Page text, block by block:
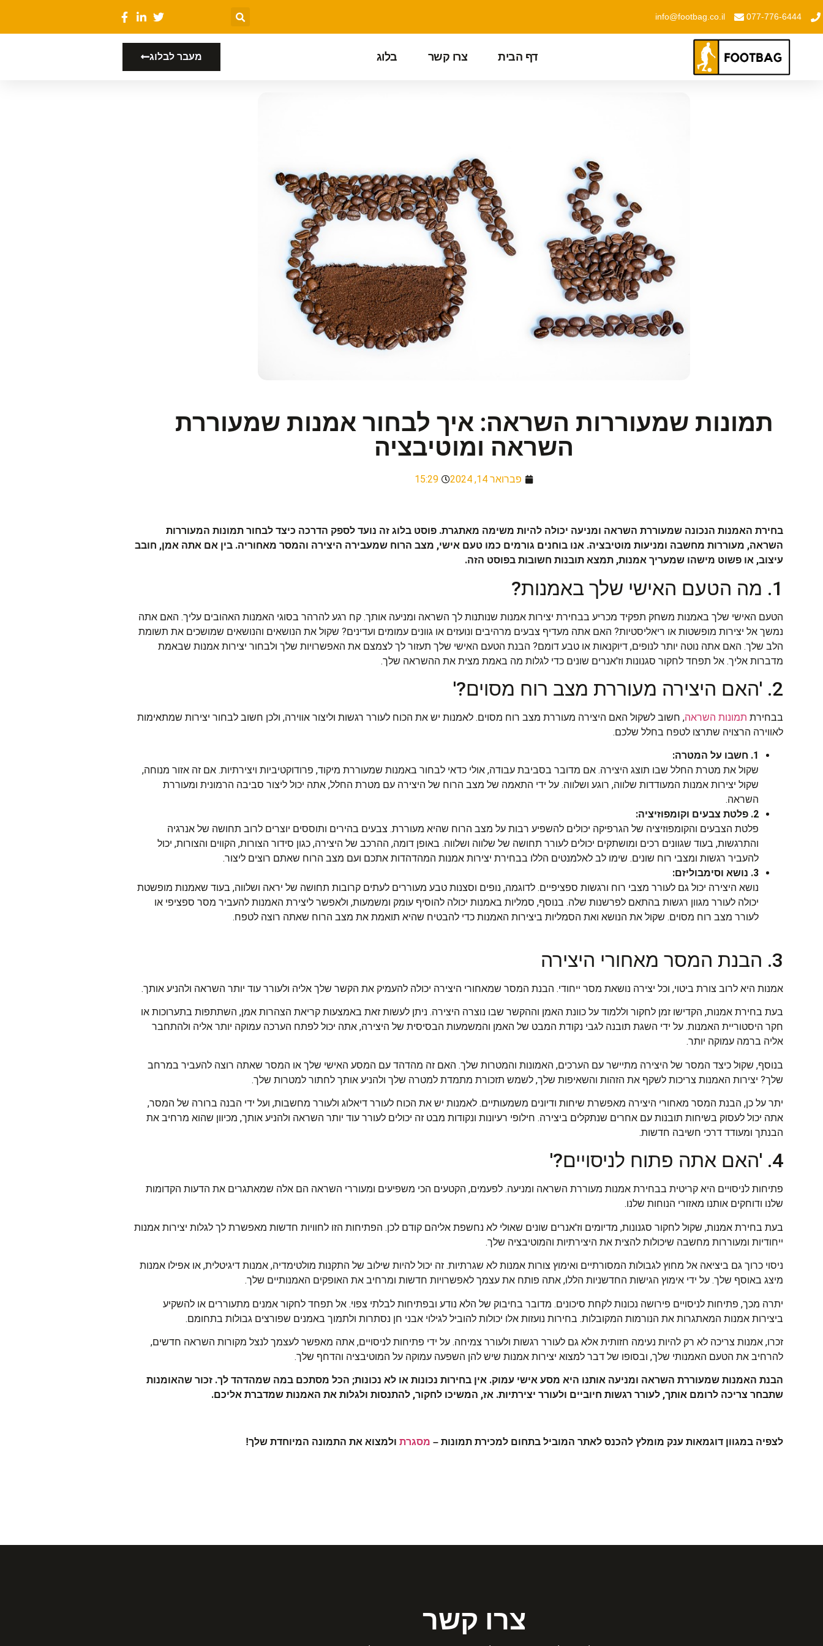
077-776-6444
info@footbag.co.il
דף הבית צרו קשר בלוג מעבר לבלוג
תמונות שמעוררות השראה: איך לבחור אמנות שמעוררת
השראה ומוטיבציה
פברואר 14, 2024 15:29
בחירת האמנות הנכונה שמעוררת השראה ומניעה יכולה להיות משימה מאתגרת. פוסט בלוג זה נועד לספק הדרכה כיצד לבחור תמונות המעוררות
השראה, מעוררות מחשבה ומניעות מוטיבציה. אנו בוחנים גורמים כמו טעם אישי, מצב הרוח שמעבירה היצירה והמסר מאחוריה. בין אם אתה אמן, חובב
עיצוב, או פשוט מישהו שמעריך אמנות, תמצא תובנות חשובות בפוסט הזה.
1. מה הטעם האישי שלך באמנות?
הטעם האישי שלך באמנות משחק תפקיד מכריע בבחירת יצירות אמנות שנותנות לך השראה ומניעה אותך. קח רגע להרהר בסוגי האמנות האהובים עליך. האם אתה
נמשך אל יצירות מופשטות או ריאליסטיות? האם אתה מעדיף צבעים מרהיבים ונועזים או גוונים עמומים ועדינים? שקול את הנושאים והנושאים שמושכים את תשומת
הלב שלך. האם אתה נוטה יותר לנופים, דיוקנאות או טבע דומם? הבנת הטעם האישי שלך תעזור לך לצמצם את האפשרויות שלך ולבחור יצירות אמנות שבאמת
מדברות אליך. אל תפחד לחקור סגנונות וז'אנרים שונים כדי לגלות מה באמת מצית את ההשראה שלך.
2. 'האם היצירה מעוררת מצב רוח מסוים?'
בבחירת תמונות השראה, חשוב לשקול האם היצירה מעוררת מצב רוח מסוים. לאמנות יש את הכוח לעורר רגשות וליצור אווירה, ולכן חשוב לבחור יצירות שמתאימות
לאווירה הרצויה שתרצו לטפח בחלל שלכם.
1. חשבו על המטרה:
שקול את מטרת החלל שבו תוצג היצירה. אם מדובר בסביבת עבודה, אולי כדאי לבחור באמנות שמעוררת מיקוד, פרודוקטיביות ויצירתיות. אם זה אזור מנוחה,
שקול יצירות אמנות המעודדות שלווה, רוגע ושלווה. על ידי התאמה של מצב הרוח של היצירה עם מטרת החלל, אתה יכול ליצור סביבה הרמונית ומעוררת
השראה.
2. פלטת צבעים וקומפוזיציה:
פלטת הצבעים והקומפוזיציה של הגרפיקה יכולים להשפיע רבות על מצב הרוח שהיא מעוררת. צבעים בהירים ותוססים יוצרים לרוב תחושה של אנרגיה
והתרגשות, בעוד שגוונים רכים ומושתקים יכולים לעורר תחושה של שלווה ושלווה. באופן דומה, ההרכב של היצירה, כגון סידור הצורות, הקווים והצורות, יכול
להעביר רגשות ומצבי רוח שונים. שימו לב לאלמנטים הללו בבחירת יצירות אמנות המהדהדות אתכם ועם מצב הרוח שאתם רוצים ליצור.
3. נושא וסימבוליזם:
נושא היצירה יכול גם לעורר מצבי רוח ורגשות ספציפיים. לדוגמה, נופים וסצנות טבע מעוררים לעתים קרובות תחושה של יראה ושלווה, בעוד שאמנות מופשטת
יכולה לעורר מגוון רגשות בהתאם לפרשנות שלה. בנוסף, סמליות באמנות יכולה להוסיף עומק ומשמעות, ולאפשר ליצירת האמנות להעביר מסר ספציפי או
לעורר מצב רוח מסוים. שקול את הנושא ואת הסמליות ביצירות האמנות כדי להבטיח שהיא תואמת את מצב הרוח שאתה רוצה לטפח.
3. הבנת המסר מאחורי היצירה
אמנות היא לרוב צורת ביטוי, וכל יצירה נושאת מסר ייחודי. הבנת המסר שמאחורי היצירה יכולה להעמיק את הקשר שלך אליה ולעורר עוד יותר השראה ולהניע אותך.
בעת בחירת אמנות, הקדישו זמן לחקור וללמוד על כוונת האמן וההקשר שבו נוצרה היצירה. ניתן לעשות זאת באמצעות קריאת הצהרות אמן, השתתפות בתערוכות או
חקר היסטוריית האמנות. על ידי השגת תובנה לגבי נקודת המבט של האמן והמשמעות הבסיסית של היצירה, אתה יכול לפתח הערכה עמוקה יותר אליה ולהתחבר
אליה ברמה עמוקה יותר.
בנוסף, שקול כיצד המסר של היצירה מתיישר עם הערכים, האמונות והמטרות שלך. האם זה מהדהד עם המסע האישי שלך או המסר שאתה רוצה להעביר במרחב
שלך? יצירות האמנות צריכות לשקף את הזהות והשאיפות שלך, לשמש תזכורת מתמדת למטרה שלך ולהניע אותך לחתור למטרות שלך.
יתר על כן, הבנת המסר מאחורי היצירה מאפשרת שיחות ודיונים משמעותיים. לאמנות יש את הכוח לעורר דיאלוג ולעורר מחשבות, ועל ידי הבנה ברורה של המסר,
אתה יכול לעסוק בשיחות תובנות עם אחרים שנתקלים ביצירה. חילופי רעיונות ונקודות מבט זה יכולים לעורר עוד יותר השראה ולהניע אותך, מכיוון שהוא מרחיב את
הבנתך ומעודד דרכי חשיבה חדשות.
4. 'האם אתה פתוח לניסויים?'
פתיחות לניסויים היא קריטית בבחירת אמנות מעוררת השראה ומניעה. לפעמים, הקטעים הכי משפיעים ומעוררי השראה הם אלה שמאתגרים את הדעות הקדומות
שלנו ודוחקים אותנו מאזורי הנוחות שלנו.
בעת בחירת אמנות, שקול לחקור סגנונות, מדיומים וז'אנרים שונים שאולי לא נחשפת אליהם קודם לכן. הפתיחות הזו לחוויות חדשות מאפשרת לך לגלות יצירות אמנות
ייחודיות ומעוררות מחשבה שיכולות להצית את היצירתיות והמוטיבציה שלך.
ניסוי כרוך גם ביציאה אל מחוץ לגבולות המסורתיים ואימוץ צורות אמנות לא שגרתיות. זה יכול להיות שילוב של התקנות מולטימדיה, אמנות דיגיטלית, או אפילו אמנות
מיצג באוסף שלך. על ידי אימוץ הגישות החדשניות הללו, אתה פותח את עצמך לאפשרויות חדשות ומרחיב את האופקים האמנותיים שלך.
יתרה מכך, פתיחות לניסויים פירושה נכונות לקחת סיכונים. מדובר בחיבוק של הלא נודע ובפתיחות לבלתי צפוי. אל תפחד לחקור אמנים מתעוררים או להשקיע
ביצירות אמנות המאתגרות את הנורמות המקובלות. בחירות נועזות אלו יכולות להוביל לגילוי אבני חן נסתרות ולתמוך באמנים שפורצים גבולות בתחומם.
זכרו, אמנות צריכה לא רק להיות נעימה חזותית אלא גם לעורר רגשות ולעורר צמיחה. על ידי פתיחות לניסויים, אתה מאפשר לעצמך לנצל מקורות השראה חדשים,
להרחיב את הטעם האמנותי שלך, ובסופו של דבר למצוא יצירות אמנות שיש להן השפעה עמוקה על המוטיבציה והדחף שלך.
הבנת האמנות שמעוררת השראה ומניעה אותנו היא מסע אישי עמוק. אין בחירות נכונות או לא נכונות; הכל מסתכם במה שמהדהד לך. זכור שהאומנות
שתבחר צריכה לרומם אותך, לעורר רגשות חיוביים ולעורר יצירתיות. אז, המשיכו לחקור, להתנסות ולגלות את האמנות שמדברת אליכם.
לצפיה במגוון דוגמאות ענק מומלץ להכנס לאתר המוביל בתחום למכירת תמונות – מסגרת ולמצוא את התמונה המיוחדת שלך!
צרו קשר